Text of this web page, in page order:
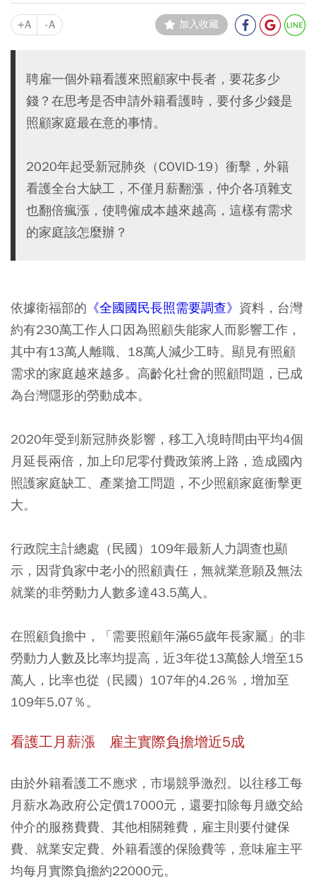
+A -A 加入收藏
聘雇一個外籍看護來照顧家中長者，要花多少
錢？在思考是否申請外籍看護時，要付多少錢是
照顧家庭最在意的事情。
2020年起受新冠肺炎（COVID-19）衝擊，外籍
看護全台大缺工，不僅月薪翻漲，仲介各項雜支
也翻倍瘋漲，使聘僱成本越來越高，這樣有需求
的家庭該怎麼辦？
依據衛福部的 《全國國民長照需要調查》 資料，台灣
約有230萬工作人口因為照顧失能家人而影響工作 ，
其中有13萬人離職、18萬人減少工時。顯見有照顧
需求的家庭越來越多。高齡化社會的照顧問題，已成
為台灣隱形的勞動成本。
2020年受到新冠肺炎影響，移工入境時間由平均4個
月延長兩倍，加上印尼零付費政策將上路，造成國內
照護家庭缺工、產業搶工問題，不少照顧家庭衝擊更
大。
行政院主計總處（民國）109年最新人力調查也顯
示，因背負家中老小的照顧責任，無就業意願及無法
就業的非勞動力人數多達43.5萬人。
在照顧負擔中，「需要照顧年滿65歲年長家屬」的非
勞動力人數及比率均提高， 近3年從13萬餘人增至15
萬人，比率也從（民國）107年的4.26％，增加至
109年5.07％ 。
看護工月薪漲 雇主實際負擔增近5成
由於外籍看護工不應求，市場競爭激烈。以往移工每
月薪水為政府公定價17000元，還要扣除每月繳交給
仲介的服務費費、其他相關雜費，雇主則要付健保
費、就業安定費、外籍看護的保險費等，意味雇主平
均每月實際負擔約22000元。